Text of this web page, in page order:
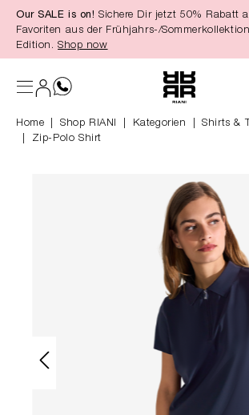
springen
Our SALE is on! Sichere Dir jetzt 50% Rabatt
Favoriten aus der Frühjahrs-/
Edition. Shop now
Home Shop RIANI Kategorien
Shirts &
Zip-Polo Shirt